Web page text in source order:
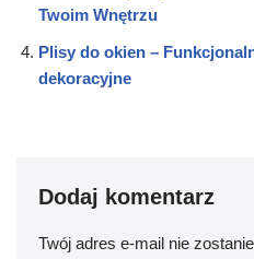
Twoim Wnętrzu
Plisy do okien –
dekoracyjne
Dodaj komentarz
Twój adres e-mail nie